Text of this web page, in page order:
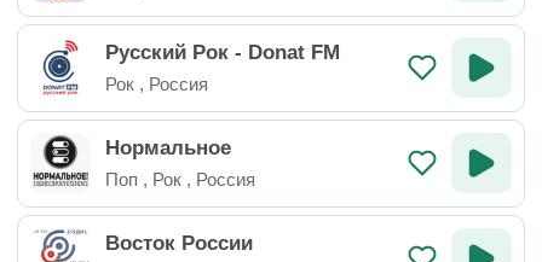
Русский Рок - Donat FM
Рок , Россия
Нормальное
Поп , Рок , Россия
Восток России